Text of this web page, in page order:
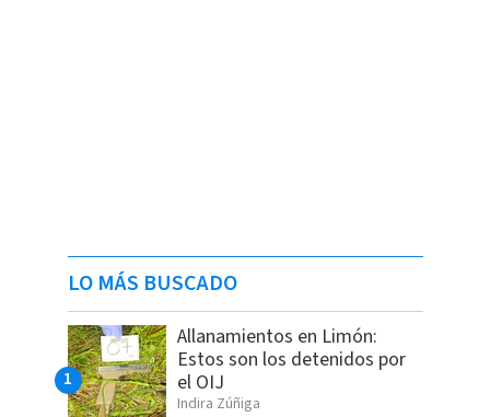
LO MÁS BUSCADO
Allanamientos en Limón:
Estos son los detenidos por
el OIJ
Indira Zúñiga